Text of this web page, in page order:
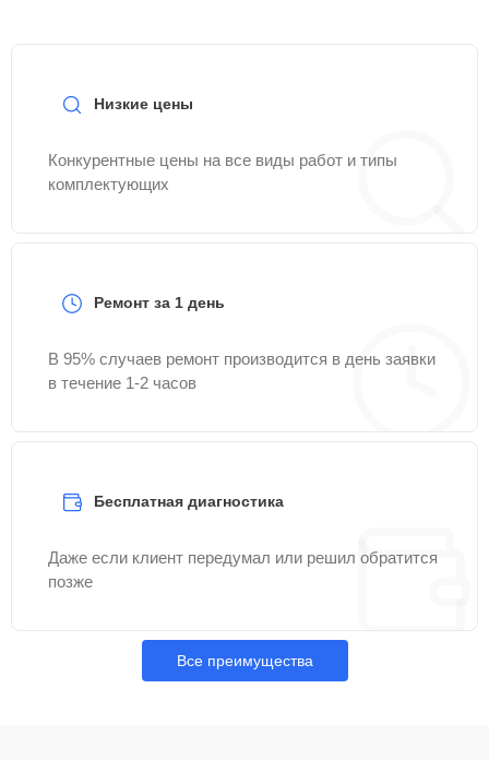
Низкие цены
Конкурентные цены на все виды работ и типы
комплектующих
Ремонт за 1 день
В 95% случаев ремонт производится в день заявки
в течение 1-2 часов
Бесплатная диагностика
Даже если клиент передумал или решил обратится
позже
Все преимущества